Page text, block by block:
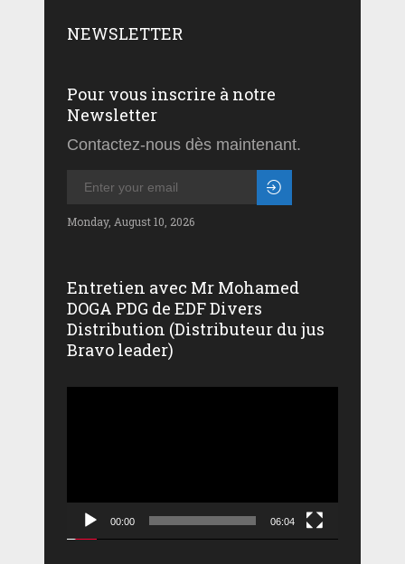
NEWSLETTER
Pour vous inscrire à notre
Newsletter
Contactez-nous dès maintenant.
Monday, August 10, 2026
Entretien avec Mr Mohamed
DOGA PDG de EDF Divers
Distribution (Distributeur du jus
Bravo leader)
00:00 06:04